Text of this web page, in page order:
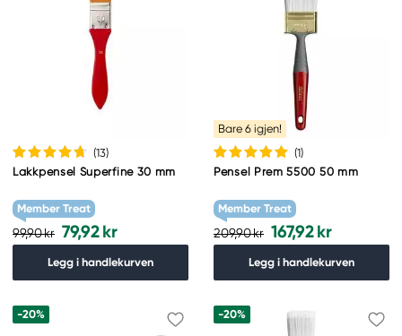
(13)
Lakkpensel Superfine 30 mm
Member Treat
99,90 kr 79,92 kr
Legg i handlekurven
Bare 6 igjen!
(1)
Pensel Prem 5500 50 mm
Member Treat
209,90 kr 167,92 kr
Legg i handlekurven
-20% -20%